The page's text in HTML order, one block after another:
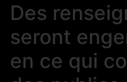
Des
seront
en ce qui